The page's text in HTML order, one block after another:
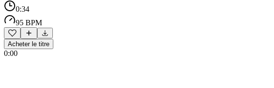
0:34
95 BPM
Acheter le titre
0:00